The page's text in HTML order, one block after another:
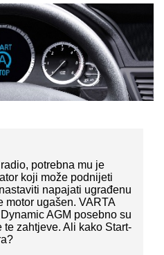
potrebna mu je
koji može podnijeti
napajati ugrađenu
motor ugašen. VARTA
AGM posebno su
zahtjeve. Ali kako Start-